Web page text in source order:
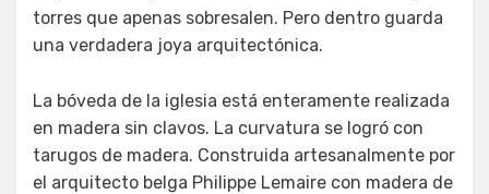
torres que apenas sobresalen. Pero dentro guarda
una verdadera joya arquitectónica.
La bóveda de la iglesia está enteramente realizada
en madera sin clavos. La curvatura se logró con
tarugos de madera. Construida artesanalmente por
el arquitecto belga Philippe Lemaire con madera de